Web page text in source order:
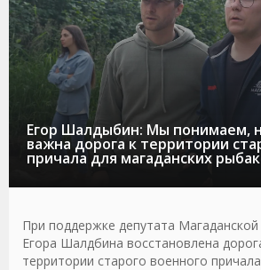
Егор Шалдыбин: Мы понимаем,
важна дорога к территории
причала для магаданских
При поддержке депутата
Егора Шалдбина восстановлена
территории старого военного